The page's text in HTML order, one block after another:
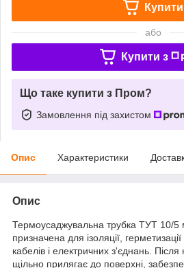
Купити
або
Купити з
Що таке купити з Пром?
Замовлення під захистом
Опис Характеристики
Опис
Термоусаджувальна трубка ТУТ 10/5
призначена для ізоляції,
кабелів і електричних з'єднань. Після
щільно прилягає до поверхні,